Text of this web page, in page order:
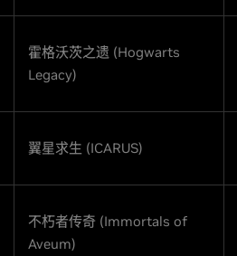
霍格沃茨之遗 (Hogwarts
Legacy)
翼星求生 (ICARUS)
不朽者传奇 (Immortals of
Aveum)